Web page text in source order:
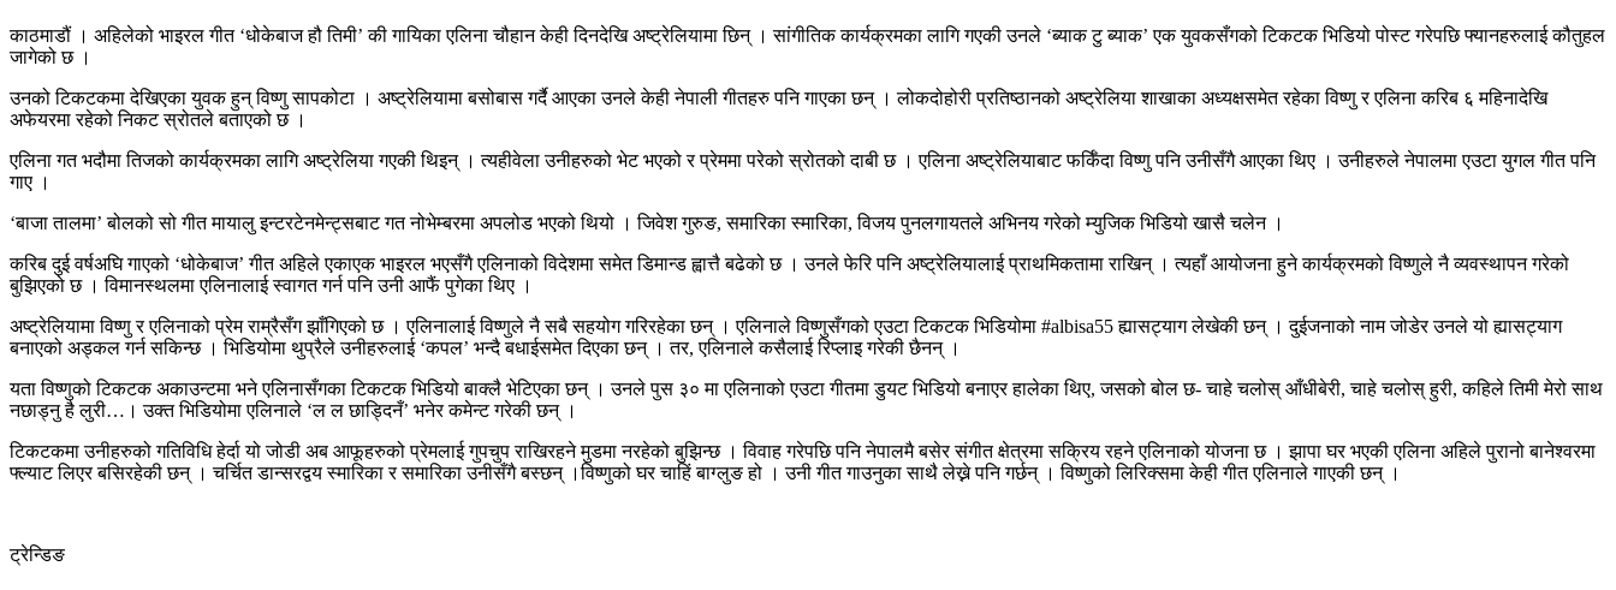
काठमाडौं । अहिलेको भाइरल गीत ‘धोकेबाज हौ तिमी’ की गायिका एलिना चौहान केही दिनदेखि अष्ट्रेलियामा छिन् । सांगीतिक कार्यक्रमका लागि गएकी उनले ‘ब्याक टु ब्याक’ एक युवकसँगको टिकटक भिडियो पोस्ट गरेपछि फ्यानहरुलाई कौतुहल
जागेको छ ।
उनको टिकटकमा देखिएका युवक हुन् विष्णु सापकोटा । अष्ट्रेलियामा बसोबास गर्दै आएका उनले केही नेपाली गीतहरु पनि गाएका छन् । लोकदोहोरी प्रतिष्ठानको अष्ट्रेलिया शाखाका अध्यक्षसमेत रहेका विष्णु र एलिना करिब ६ महिनादेखि
अफेयरमा रहेको निकट स्रोतले बताएको छ ।
एलिना गत भदौमा तिजको कार्यक्रमका लागि अष्ट्रेलिया गएकी थिइन् । त्यहीवेला उनीहरुको भेट भएको र प्रेममा परेको स्रोतको दाबी छ । एलिना अष्ट्रेलियाबाट फर्किँदा विष्णु पनि उनीसँगै आएका थिए । उनीहरुले नेपालमा एउटा युगल गीत पनि
गाए ।
‘बाजा तालमा’ बोलको सो गीत मायालु इन्टरटेनमेन्ट्सबाट गत नोभेम्बरमा अपलोड भएको थियो । जिवेश गुरुङ, समारिका स्मारिका, विजय पुनलगायतले अभिनय गरेको म्युजिक भिडियो खासै चलेन ।
करिब दुई वर्षअघि गाएको ‘धोकेबाज’ गीत अहिले एकाएक भाइरल भएसँगै एलिनाको विदेशमा समेत डिमान्ड ह्वात्तै बढेको छ । उनले फेरि पनि अष्ट्रेलियालाई प्राथमिकतामा राखिन् । त्यहाँ आयोजना हुने कार्यक्रमको विष्णुले नै व्यवस्थापन गरेको
बुझिएको छ । विमानस्थलमा एलिनालाई स्वागत गर्न पनि उनी आफैं पुगेका थिए ।
अष्ट्रेलियामा विष्णु र एलिनाको प्रेम राम्रैसँग झाँगिएको छ । एलिनालाई विष्णुले नै सबै सहयोग गरिरहेका छन् । एलिनाले विष्णुसँगको एउटा टिकटक भिडियोमा #albisa55 ह्यासट्याग लेखेकी छन् । दुईजनाको नाम जोडेर उनले यो ह्यासट्याग
बनाएको अड्कल गर्न सकिन्छ । भिडियोमा थुप्रैले उनीहरुलाई ‘कपल’ भन्दै बधाईसमेत दिएका छन् । तर, एलिनाले कसैलाई रिप्लाइ गरेकी छैनन् ।
यता विष्णुको टिकटक अकाउन्टमा भने एलिनासँगका टिकटक भिडियो बाक्लै भेटिएका छन् । उनले पुस ३० मा एलिनाको एउटा गीतमा डुयट भिडियो बनाएर हालेका थिए, जसको बोल छ- चाहे चलोस् आँधीबेरी, चाहे चलोस् हुरी, कहिले तिमी मेरो साथ
नछाड्नु है लुरी…। उक्त भिडियोमा एलिनाले ‘ल ल छाड्दिनँ’ भनेर कमेन्ट गरेकी छन् ।
टिकटकमा उनीहरुको गतिविधि हेर्दा यो जोडी अब आफूहरुको प्रेमलाई गुपचुप राखिरहने मुडमा नरहेको बुझिन्छ । विवाह गरेपछि पनि नेपालमै बसेर संगीत क्षेत्रमा सक्रिय रहने एलिनाको योजना छ । झापा घर भएकी एलिना अहिले पुरानो बानेश्वरमा
फ्ल्याट लिएर बसिरहेकी छन् । चर्चित डान्सरद्वय स्मारिका र समारिका उनीसँगै बस्छन् ।विष्णुको घर चाहिं बाग्लुङ हो । उनी गीत गाउनुका साथै लेख्ने पनि गर्छन् । विष्णुको लिरिक्समा केही गीत एलिनाले गाएकी छन् ।
ट्रेन्डिङ